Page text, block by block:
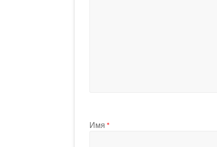
Имя *